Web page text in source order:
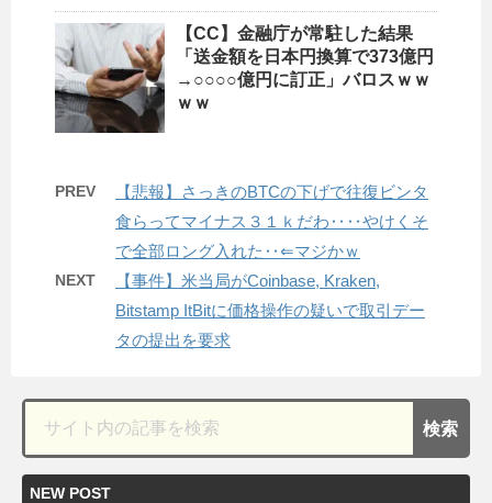
【CC】金融庁が常駐した結果
「送金額を日本円換算で373億円
→○○○○億円に訂正」バロスｗｗ
ｗｗ
PREV
【悲報】さっきのBTCの下げで往復ビンタ
食らってマイナス３１ｋだわ‥‥やけくそ
で全部ロング入れた‥⇐マジかｗ
NEXT
【事件】米当局がCoinbase, Kraken,
Bitstamp ItBitに価格操作の疑いで取引デー
タの提出を要求
NEW POST